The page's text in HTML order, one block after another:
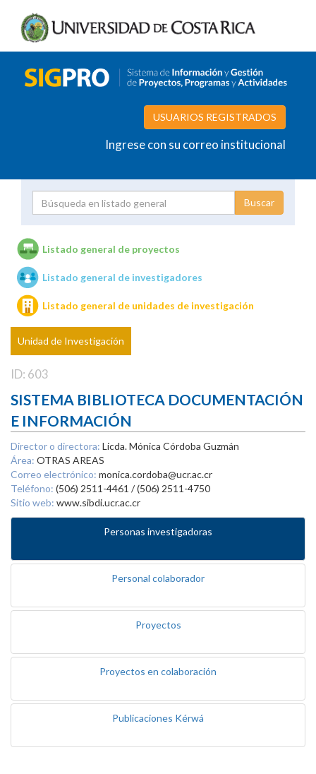
USUARIOS REGISTRADOS
Ingrese con su correo institucional
Unidades de investigación
Listado general de proyectos
Listado general de investigadores
Listado general de unidades de investigación
Unidad de Investigación
ID: 603
SISTEMA BIBLIOTECA DOCUMENTACIÓN
E INFORMACIÓN
Director o directora: Licda. Mónica Córdoba Guzmán
Área: OTRAS AREAS
Correo electrónico: monica.cordoba@ucr.ac.cr
Teléfono: (506) 2511-4461 / (506) 2511-4750
Sitio web: www.sibdi.ucr.ac.cr
Personas investigadoras
Personal colaborador
Proyectos
Proyectos en colaboración
Publicaciones Kérwá